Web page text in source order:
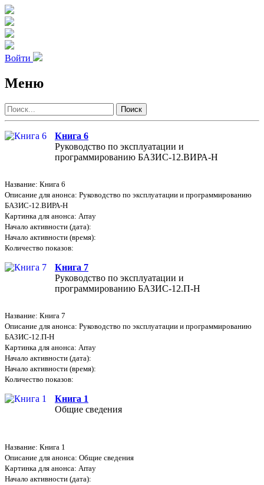
Войти
Меню
Поиск
Книга 6
Руководство по эксплуатации и
программированию БАЗИС-12.ВИРА-Н
Название: Книга 6
Описание для анонса: Руководство по эксплуатации и программированию
БАЗИС-12.ВИРА-Н
Картинка для анонса: Array
Начало активности (дата):
Начало активности (время):
Количество показов:
Книга 7
Руководство по эксплуатации и
программированию БАЗИС-12.П-Н
Название: Книга 7
Описание для анонса: Руководство по эксплуатации и программированию
БАЗИС-12.П-Н
Картинка для анонса: Array
Начало активности (дата):
Начало активности (время):
Количество показов:
Книга 1
Общие сведения
Название: Книга 1
Описание для анонса: Общие сведения
Картинка для анонса: Array
Начало активности (дата):